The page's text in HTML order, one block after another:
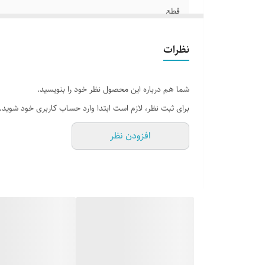
قطع
نظرات
شما هم درباره این محصول نظر خود را بنویسید.
برای ثبت نظر، لازم است ابتدا وارد حساب کاربری خود شوید.
افزودن نظر